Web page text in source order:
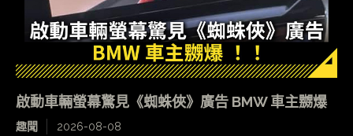
啟動車輛螢幕驚見《蜘蛛俠》廣告 BMW 車主嬲爆
趣聞 2026-08-08